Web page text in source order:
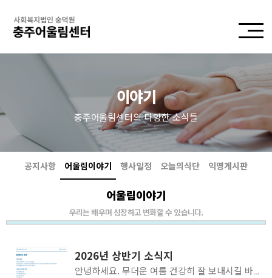
이야기
충주어울림센터의 다양한 소식들
공지사항 어울림이야기 행사일정 오늘의식단 익명게시판
어울림이야기
우리는 배우며 성장하고 변화할 수 있습니다.
2026년 상반기 소식지
안녕하세요. 무더운 여름 건강히 잘 보내시길 바랍니다. 올해 상반기 동안 저희 기관과 이용인분들께 보내주신 관심과 응원 덕분에 다양한 경험을 하고 회복을 위해 노력할 수 있었습니다. 감사의 인사를 드리며, 상반기 동안의 활동과 이야기를 모은 소식지를 보내드립니다. 하반기에도 이용인분들이 지역사회에서 더불어 건강하게 살아갈 수 있도록 함께 하겠습니다. 감사합니다.